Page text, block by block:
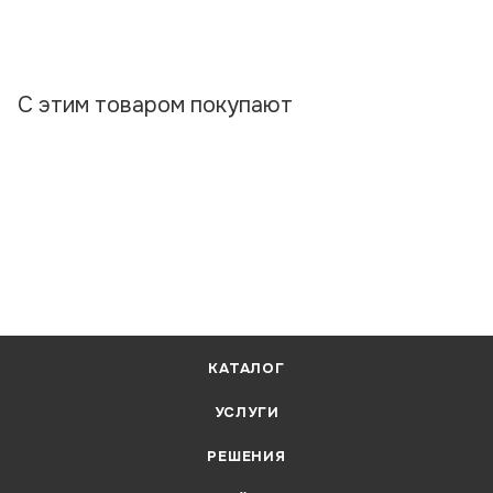
С этим товаром покупают
КАТАЛОГ
УСЛУГИ
РЕШЕНИЯ